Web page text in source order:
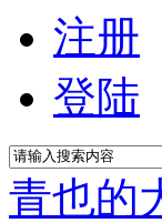
注册
登陆
青也的